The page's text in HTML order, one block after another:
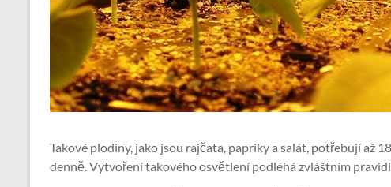
Takové plodiny, jako jsou rajčata, papriky a salát, potřebují až
denně. Vytvoření takového osvětlení podléhá zvláštním